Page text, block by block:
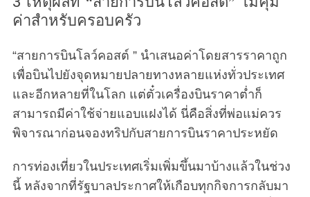
ค่าสำหรับครอบครัว
“สายการบินโลว์คอสต์ ” นำเสนอค่าโดยสารราคาถูก
เพื่อบินไปยังจุดหมายปลายทางหลายแห่งทั่วประเทศ
และอีกหลายที่ในโลก แต่ตั๋วเครื่องบินราคาต่ำก็
สามารถมีค่าใช้จ่ายแอบแฝงได้ นี่คือสิ่งที่พ่อแม่ควร
พิจารณาก่อนจองทริปกับสายการบินราคาประหยัด
การท่องเที่ยวในประเทศเริ่มเพิ่มขึ้นมาบ้างแล้วในช่วง
นี้ หลังจากที่รัฐบาลประกาศให้เกือบทุกกิจการกลับมา